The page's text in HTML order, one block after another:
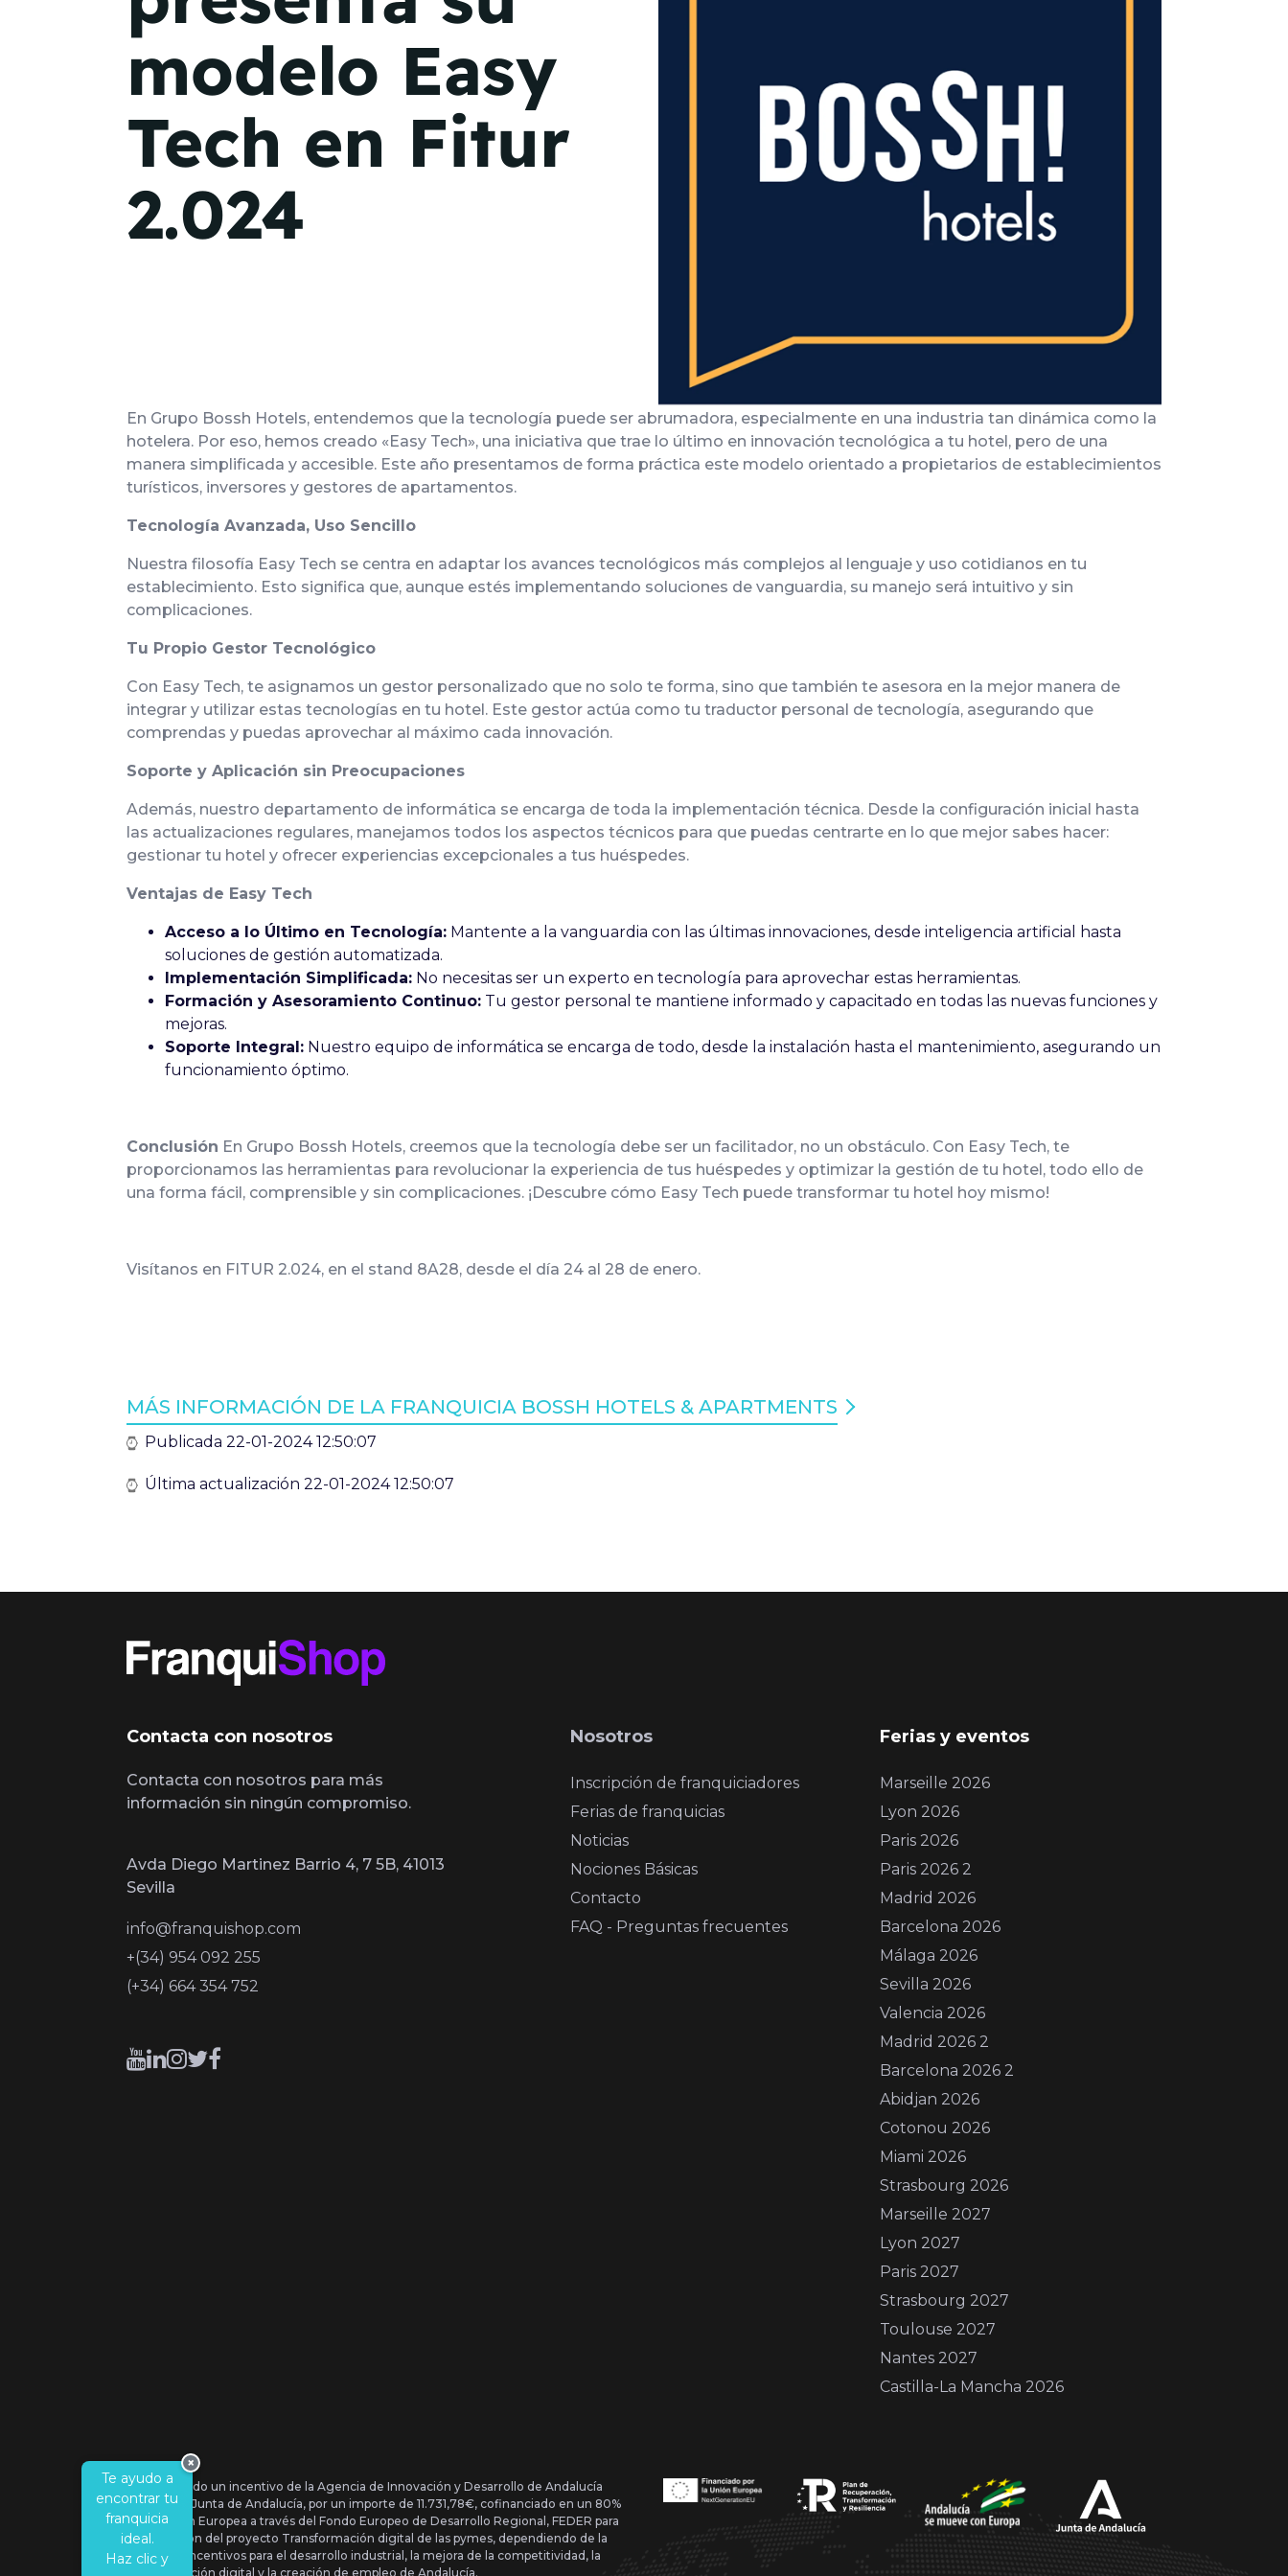
modelo Easy
Tech en Fitur
2.024
En Grupo Bossh Hotels, entendemos que la tecnología puede ser abrumadora, especialmente en una industria tan dinámica como la
hotelera. Por eso, hemos creado «Easy Tech», una iniciativa que trae lo último en innovación tecnológica a tu hotel, pero de una
manera simplificada y accesible. Este año presentamos de forma práctica este modelo orientado a propietarios de establecimientos
turísticos, inversores y gestores de apartamentos.
Tecnología Avanzada, Uso Sencillo
Nuestra filosofía Easy Tech se centra en adaptar los avances tecnológicos más complejos al lenguaje y uso cotidianos en tu
establecimiento. Esto significa que, aunque estés implementando soluciones de vanguardia, su manejo será intuitivo y sin
complicaciones.
Tu Propio Gestor Tecnológico
Con Easy Tech, te asignamos un gestor personalizado que no solo te forma, sino que también te asesora en la mejor manera de
integrar y utilizar estas tecnologías en tu hotel. Este gestor actúa como tu traductor personal de tecnología, asegurando que
comprendas y puedas aprovechar al máximo cada innovación.
Soporte y Aplicación sin Preocupaciones
Además, nuestro departamento de informática se encarga de toda la implementación técnica. Desde la configuración inicial hasta
las actualizaciones regulares, manejamos todos los aspectos técnicos para que puedas centrarte en lo que mejor sabes hacer:
gestionar tu hotel y ofrecer experiencias excepcionales a tus huéspedes.
Ventajas de Easy Tech
Acceso a lo Último en Tecnología: Mantente a la vanguardia con las últimas innovaciones, desde inteligencia artificial hasta
soluciones de gestión automatizada.
Implementación Simplificada: No necesitas ser un experto en tecnología para aprovechar estas herramientas.
Formación y Asesoramiento Continuo: Tu gestor personal te mantiene informado y capacitado en todas las nuevas funciones y
mejoras.
Soporte Integral: Nuestro equipo de informática se encarga de todo, desde la instalación hasta el mantenimiento, asegurando un
funcionamiento óptimo.
Conclusión En Grupo Bossh Hotels, creemos que la tecnología debe ser un facilitador, no un obstáculo. Con Easy Tech, te
proporcionamos las herramientas para revolucionar la experiencia de tus huéspedes y optimizar la gestión de tu hotel, todo ello de
una forma fácil, comprensible y sin complicaciones. ¡Descubre cómo Easy Tech puede transformar tu hotel hoy mismo!
Visítanos en FITUR 2.024, en el stand 8A28, desde el día 24 al 28 de enero.
MÁS INFORMACIÓN DE LA FRANQUICIA BOSSH HOTELS & APARTMENTS
Publicada 22-01-2024 12:50:07
Última actualización 22-01-2024 12:50:07
Contacta con nosotros
Contacta con nosotros para más
información sin ningún compromiso.
Avda Diego Martinez Barrio 4, 7 5B, 41013
Sevilla
info@franquishop.com
+(34) 954 092 255
(+34) 664 354 752
Nosotros
Inscripción de franquiciadores
Ferias de franquicias
Noticias
Nociones Básicas
Contacto
FAQ - Preguntas frecuentes
Ferias y eventos
Marseille 2026
Lyon 2026
Paris 2026
Paris 2026 2
Madrid 2026
Barcelona 2026
Málaga 2026
Sevilla 2026
Valencia 2026
Madrid 2026 2
Barcelona 2026 2
Abidjan 2026
Cotonou 2026
Miami 2026
Strasbourg 2026
Marseille 2027
Lyon 2027
Paris 2027
Strasbourg 2027
Toulouse 2027
Nantes 2027
Castilla-La Mancha 2026
Se ha recibido un incentivo de la Agencia de Innovación y Desarrollo de Andalucía
IDEA, de la Junta de Andalucía, por un importe de 11.731,78€, cofinanciado en un 80%
por la Unión Europea a través del Fondo Europeo de Desarrollo Regional, FEDER para
la realización del proyecto Transformación digital de las pymes, dependiendo de la
Orden de Incentivos para el desarrollo industrial, la mejora de la competitividad, la
transformación digital y la creación de empleo de Andalucía.
Te ayudo a
encontrar tu
franquicia
ideal.
Haz clic y
×